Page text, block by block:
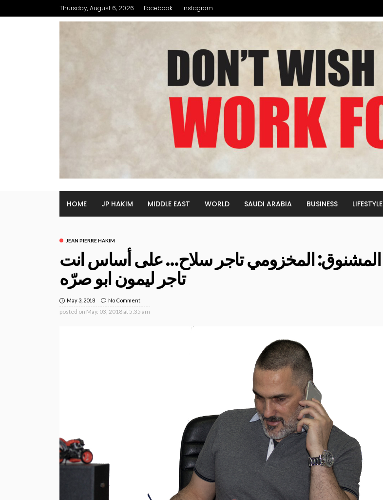
Thursday, August 6, 2026 Facebook Instagram
HOME JP HAKIM MIDDLE EAST WORLD SAUDI ARABIA BUSINESS LIFESTYLE
JEAN PIERRE HAKIM
المشنوق: المخزومي تاجر سلاح… على أساس انت
تاجر ليمون ابو صرّه
May 3, 2018 No Comment
posted on May. 03, 2018 at 5:35 am